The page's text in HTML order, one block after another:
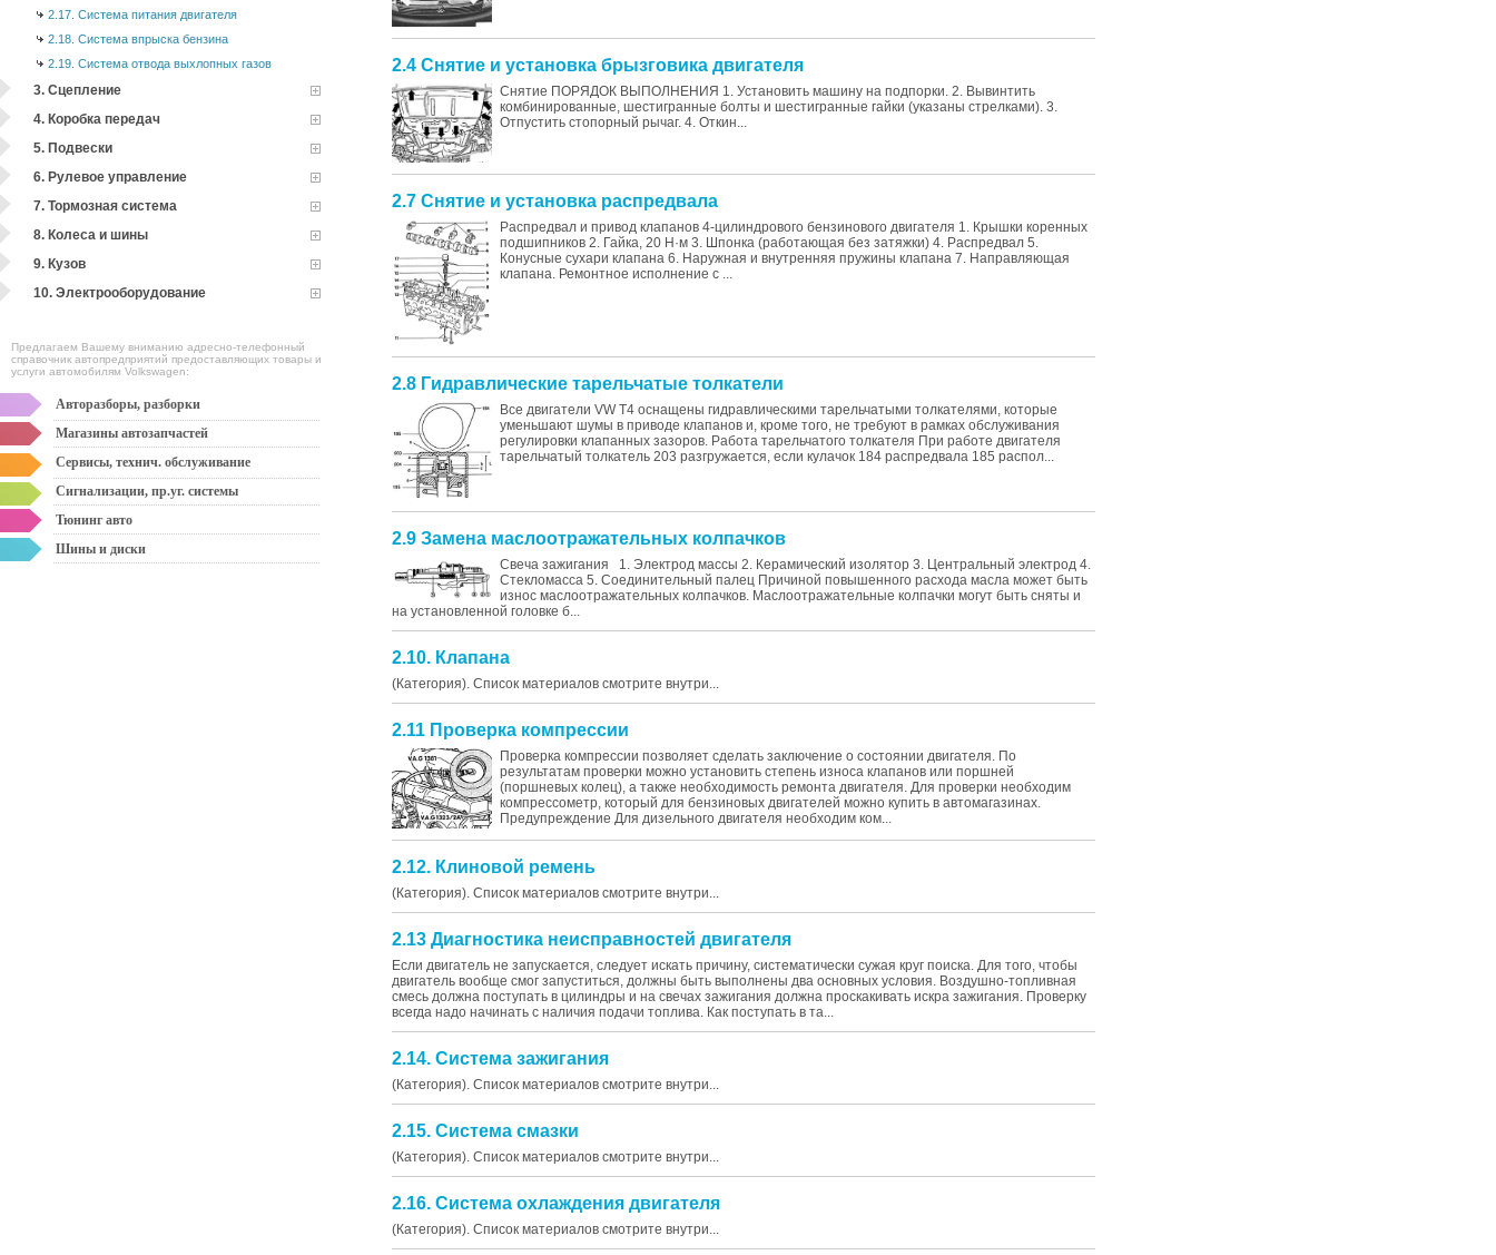
2.17. Система питания двигателя
2.18. Система впрыска бензина
2.19. Система отвода выхлопных газов
3. Сцепление
4. Коробка передач
5. Подвески
6. Рулевое управление
7. Тормозная система
8. Колеса и шины
9. Кузов
10. Электрооборудование
Предлагаем Вашему вниманию адресно-телефонный
справочник автопредприятий предоставляющих товары и
услуги автомобилям Volkswagen:
Авторазборы, разборки
Магазины автозапчастей
Сервисы, технич. обслуживание
Сигнализации, пр.уг. системы
Тюнинг авто
Шины и диски
2.4 Снятие и установка брызговика двигателя
Снятие ПОРЯДОК ВЫПОЛНЕНИЯ 1. Установить машину на подпорки. 2. Вывинтить
комбинированные, шестигранные болты и шестигранные гайки (указаны стрелками). 3.
Отпустить стопорный рычаг. 4. Откин...
2.7 Снятие и установка распредвала
Распредвал и привод клапанов 4-цилиндрового бензинового двигателя 1. Крышки коренных
подшипников 2. Гайка, 20 Н·м 3. Шпонка (работающая без затяжки) 4. Распредвал 5.
Конусные сухари клапана 6. Наружная и внутренняя пружины клапана 7. Направляющая
клапана. Ремонтное исполнение с ...
2.8 Гидравлические тарельчатые толкатели
Все двигатели VW T4 оснащены гидравлическими тарельчатыми толкателями, которые
уменьшают шумы в приводе клапанов и, кроме того, не требуют в рамках обслуживания
регулировки клапанных зазоров. Работа тарельчатого толкателя При работе двигателя
тарельчатый толкатель 203 разгружается, если кулачок 184 распредвала 185 распол...
2.9 Замена маслоотражательных колпачков
Свеча зажигания 1. Электрод массы 2. Керамический изолятор 3. Центральный электрод 4.
Стекломасса 5. Соединительный палец Причиной повышенного расхода масла может быть
износ маслоотражательных колпачков. Маслоотражательные колпачки могут быть сняты и
на установленной головке б...
2.10. Клапана
(Категория). Список материалов смотрите внутри...
2.11 Проверка компрессии
Проверка компрессии позволяет сделать заключение о состоянии двигателя. По
результатам проверки можно установить степень износа клапанов или поршней
(поршневых колец), а также необходимость ремонта двигателя. Для проверки необходим
компрессометр, который для бензиновых двигателей можно купить в автомагазинах.
Предупреждение Для дизельного двигателя необходим ком...
2.12. Клиновой ремень
(Категория). Список материалов смотрите внутри...
2.13 Диагностика неисправностей двигателя
Если двигатель не запускается, следует искать причину, систематически сужая круг поиска. Для того, чтобы
двигатель вообще смог запуститься, должны быть выполнены два основных условия. Воздушно-топливная
смесь должна поступать в цилиндры и на свечах зажигания должна проскакивать искра зажигания. Проверку
всегда надо начинать с наличия подачи топлива. Как поступать в та...
2.14. Система зажигания
(Категория). Список материалов смотрите внутри...
2.15. Система смазки
(Категория). Список материалов смотрите внутри...
2.16. Система охлаждения двигателя
(Категория). Список материалов смотрите внутри...